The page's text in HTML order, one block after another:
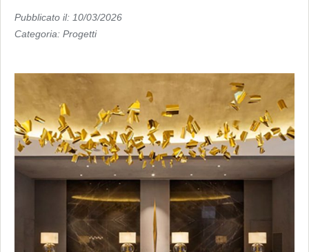
Pubblicato il: 10/03/2026
Categoria: Progetti